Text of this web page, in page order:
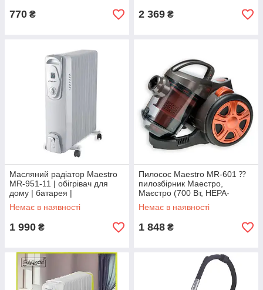
770 ₴ 2 369 ₴
Масляний радіатор Maestro
MR-951-11 | обігрівач для
дому | батарея |
тепловентилятор Маестро,
Маестро
Немає в наявності
1 990 ₴
Пилосос Maestro MR-601 ⁇
пилозбірник Маестро,
Маєстро (700 Вт, HEPA-
фільтр, циклонна система
фільтрації)
Немає в наявності
1 848 ₴